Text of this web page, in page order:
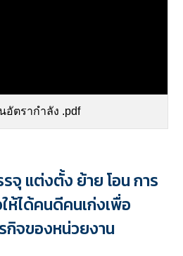
อัตรากำลัง .pdf
จุ แต่งตั้ง ย้าย โอน การ
ห้ได้คนดีคนเก่งเพื่อ
จของหน่วยงาน